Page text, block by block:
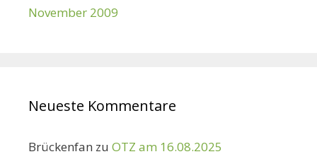
November 2009
Neueste Kommentare
Brückenfan zu OTZ am 16.08.2025